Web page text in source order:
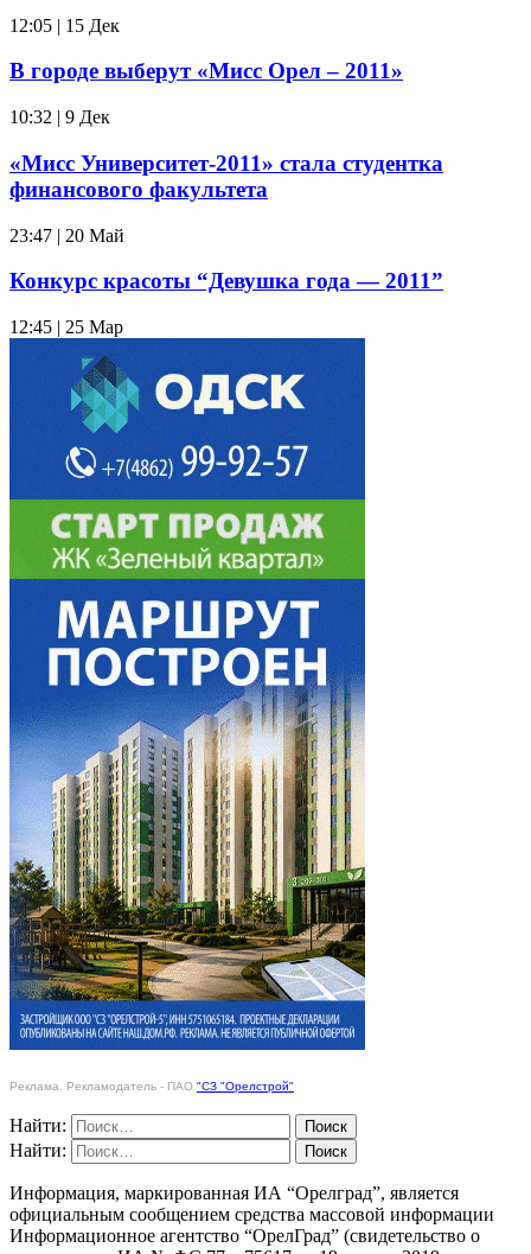
12:05 | 15 Дек
В городе выберут «Мисс Орел – 2011»
10:32 | 9 Дек
«Мисс Университет-2011» стала студентка
финансового факультета
23:47 | 20 Май
Конкурс красоты “Девушка года — 2011”
12:45 | 25 Мар
Реклама. Рекламодатель - ПАО "СЗ "Орелстрой"
Найти:
Найти:
Информация, маркированная ИА “Орелград”, является
официальным сообщением средства массовой информации
Информационное агентство “ОрелГрад” (свидетельство о